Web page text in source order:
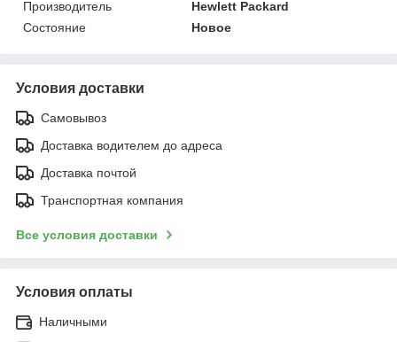
Производитель
Hewlett Packard
Состояние
Новое
Условия доставки
Самовывоз
Доставка водителем до адреса
Доставка почтой
Транспортная компания
Все условия доставки
Условия оплаты
Наличными